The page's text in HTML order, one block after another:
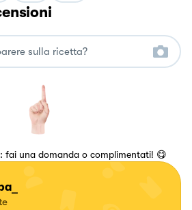
fai una domanda o complimentati! 😋